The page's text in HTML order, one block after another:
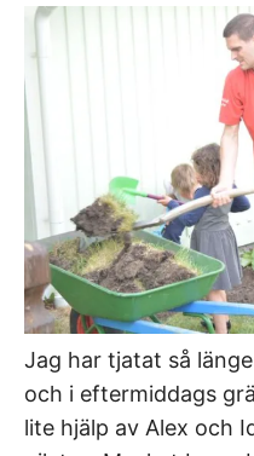
Jag har tjatat så
och i eftermiddags
lite hjälp av Alex och